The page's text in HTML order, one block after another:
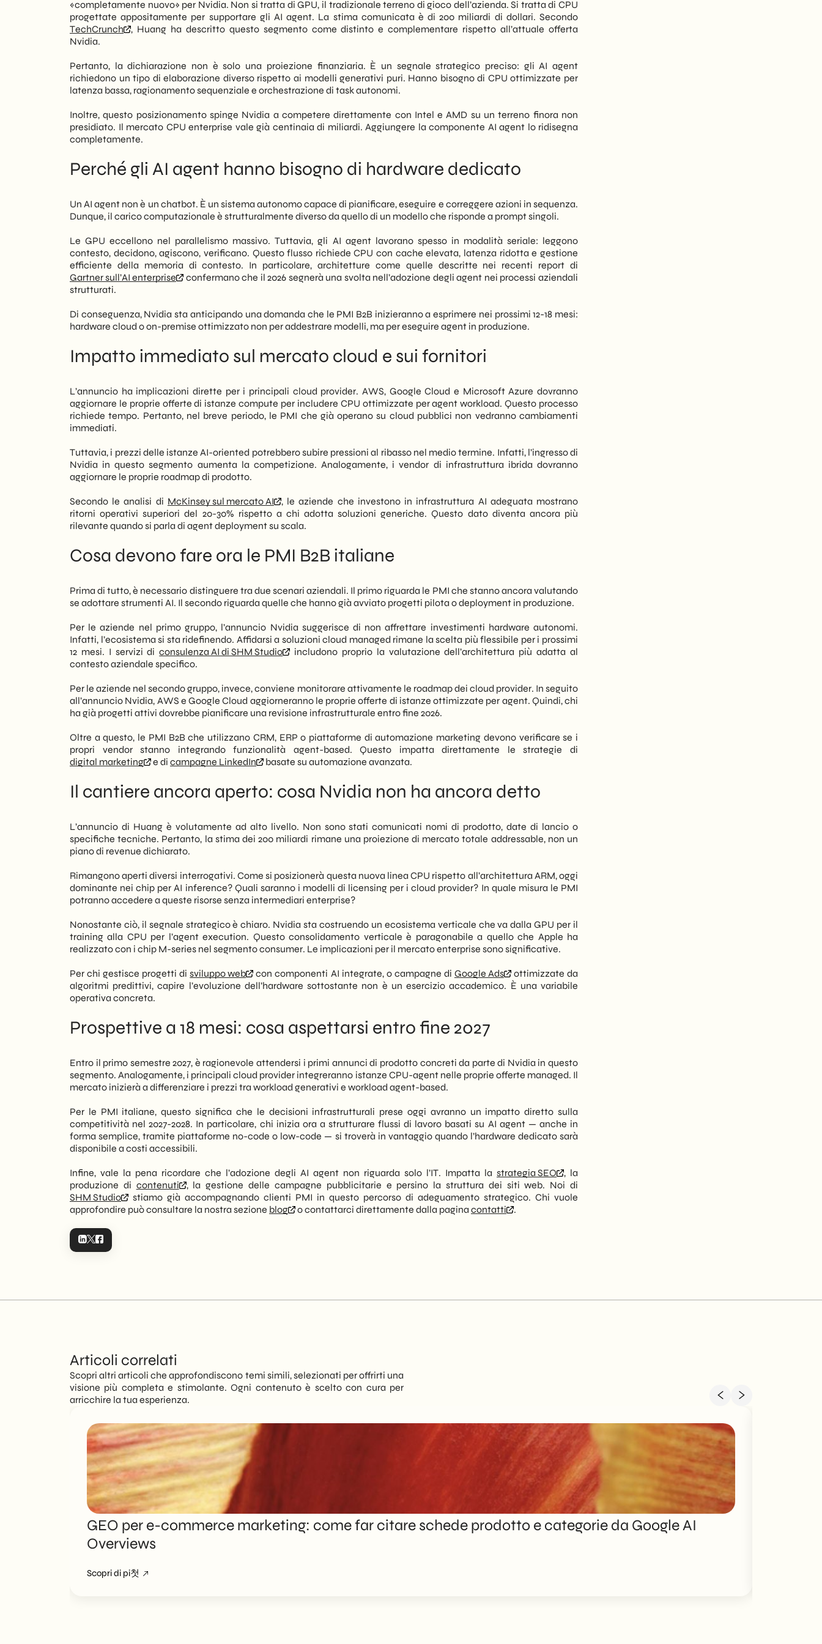
investimenti in infrastruttura AI devono comprendere come questo cambio di paradigma influenzerà
costi, disponibilità e architetture nei prossimi 18-24 mesi. Di conseguenza, le scelte infrastrutturali
fatte oggi potrebbero risultare premature o, al contrario, strategicamente vantaggiose.
In questo articolo, noi di SHM Studio
analizziamo cosa è cambiato con questo annuncio, quale
impatto immediato è atteso sul mercato e quali mosse operative conviene considerare per le aziende
italiane di medie dimensioni che lavorano in ambito B2B o retail evoluto. Pertanto, la lettura è
consigliata a chi gestisce budget tecnologici o supervisiona progetti di digitalizzazione aziendale.
«completamente nuovo» per Nvidia. Non si tratta di GPU, il tradizionale terreno di gioco dell’azienda. Si tratta di CPU
progettate appositamente per supportare gli AI agent. La stima comunicata è di 200 miliardi di dollari. Secondo
TechCrunch
, Huang ha descritto questo segmento come distinto e complementare rispetto all’attuale offerta
Nvidia.
Pertanto, la dichiarazione non è solo una proiezione finanziaria. È un segnale strategico preciso: gli AI agent
richiedono un tipo di elaborazione diverso rispetto ai modelli generativi puri. Hanno bisogno di CPU ottimizzate per
latenza bassa, ragionamento sequenziale e orchestrazione di task autonomi.
Inoltre, questo posizionamento spinge Nvidia a competere direttamente con Intel e AMD su un terreno finora non
presidiato. Il mercato CPU enterprise vale già centinaia di miliardi. Aggiungere la componente AI agent lo ridisegna
completamente.
Perché gli AI agent hanno bisogno di hardware dedicato
Un AI agent non è un chatbot. È un sistema autonomo capace di pianificare, eseguire e correggere azioni in sequenza.
Dunque, il carico computazionale è strutturalmente diverso da quello di un modello che risponde a prompt singoli.
Le GPU eccellono nel parallelismo massivo. Tuttavia, gli AI agent lavorano spesso in modalità seriale: leggono
contesto, decidono, agiscono, verificano. Questo flusso richiede CPU con cache elevata, latenza ridotta e gestione
efficiente della memoria di contesto. In particolare, architetture come quelle descritte nei recenti report di
Gartner sull’AI enterprise
confermano che il 2026 segnerà una svolta nell’adozione degli agent nei processi aziendali
strutturati.
Di conseguenza, Nvidia sta anticipando una domanda che le PMI B2B inizieranno a esprimere nei prossimi 12-18 mesi:
hardware cloud o on-premise ottimizzato non per addestrare modelli, ma per eseguire agent in produzione.
Impatto immediato sul mercato cloud e sui fornitori
L’annuncio ha implicazioni dirette per i principali cloud provider. AWS, Google Cloud e Microsoft Azure dovranno
aggiornare le proprie offerte di istanze compute per includere CPU ottimizzate per agent workload. Questo processo
richiede tempo. Pertanto, nel breve periodo, le PMI che già operano su cloud pubblici non vedranno cambiamenti
immediati.
Tuttavia, i prezzi delle istanze AI-oriented potrebbero subire pressioni al ribasso nel medio termine. Infatti, l’ingresso di
Nvidia in questo segmento aumenta la competizione. Analogamente, i vendor di infrastruttura ibrida dovranno
aggiornare le proprie roadmap di prodotto.
Secondo le analisi di McKinsey sul mercato AI
, le aziende che investono in infrastruttura AI adeguata mostrano
ritorni operativi superiori del 20-30% rispetto a chi adotta soluzioni generiche. Questo dato diventa ancora più
rilevante quando si parla di agent deployment su scala.
Cosa devono fare ora le PMI B2B italiane
Prima di tutto, è necessario distinguere tra due scenari aziendali. Il primo riguarda le PMI che stanno ancora valutando
se adottare strumenti AI. Il secondo riguarda quelle che hanno già avviato progetti pilota o deployment in produzione.
Per le aziende nel primo gruppo, l’annuncio Nvidia suggerisce di non affrettare investimenti hardware autonomi.
Infatti, l’ecosistema si sta ridefinendo. Affidarsi a soluzioni cloud managed rimane la scelta più flessibile per i prossimi
12 mesi. I servizi diconsulenza AI di SHM Studio
includono proprio la valutazione dell’architettura più adatta al
contesto aziendale specifico.
Per le aziende nel secondo gruppo, invece, conviene monitorare attivamente le roadmap dei cloud provider. In seguito
all’annuncio Nvidia, AWS e Google Cloud aggiorneranno le proprie offerte di istanze ottimizzate per agent. Quindi, chi
ha già progetti attivi dovrebbe pianificare una revisione infrastrutturale entro fine 2026.
Oltre a questo, le PMI B2B che utilizzano CRM, ERP o piattaforme di automazione marketing devono verificare se i
propri vendor stanno integrando funzionalità agent-based. Questo impatta direttamente le strategie di
digital marketing
e di campagne LinkedIn basate su automazione avanzata.
Il cantiere ancora aperto: cosa Nvidia non ha ancora detto
L’annuncio di Huang è volutamente ad alto livello. Non sono stati comunicati nomi di prodotto, date di lancio o
specifiche tecniche. Pertanto, la stima dei 200 miliardi rimane una proiezione di mercato totale addressable, non un
piano di revenue dichiarato.
Rimangono aperti diversi interrogativi. Come si posizionerà questa nuova linea CPU rispetto all’architettura ARM, oggi
dominante nei chip per AI inference? Quali saranno i modelli di licensing per i cloud provider? In quale misura le PMI
potranno accedere a queste risorse senza intermediari enterprise?
Nonostante ciò, il segnale strategico è chiaro. Nvidia sta costruendo un ecosistema verticale che va dalla GPU per il
training alla CPU per l’agent execution. Questo consolidamento verticale è paragonabile a quello che Apple ha
realizzato con i chip M-series nel segmento consumer. Le implicazioni per il mercato enterprise sono significative.
Per chi gestisce progetti disviluppo web con componenti AI integrate, o campagne di Google Ads
ottimizzate da
algoritmi predittivi, capire l’evoluzione dell’hardware sottostante non è un esercizio accademico. È una variabile
operativa concreta.
Prospettive a 18 mesi: cosa aspettarsi entro fine 2027
Entro il primo semestre 2027, è ragionevole attendersi i primi annunci di prodotto concreti da parte di Nvidia in questo
segmento. Analogamente, i principali cloud provider integreranno istanze CPU-agent nelle proprie offerte managed. Il
mercato inizierà a differenziare i prezzi tra workload generativi e workload agent-based.
Per le PMI italiane, questo significa che le decisioni infrastrutturali prese oggi avranno un impatto diretto sulla
competitività nel 2027-2028. In particolare, chi inizia ora a strutturare flussi di lavoro basati su AI agent — anche in
forma semplice, tramite piattaforme no-code o low-code — si troverà in vantaggio quando l’hardware dedicato sarà
disponibile a costi accessibili.
Infine, vale la pena ricordare che l’adozione degli AI agent non riguarda solo l’IT. Impatta la strategia SEO
, la
produzione di contenuti
, la gestione delle campagne pubblicitarie e persino la struttura dei siti web. Noi di
SHM Studio
stiamo già accompagnando clienti PMI in questo percorso di adeguamento strategico. Chi vuole
approfondire può consultare la nostra sezione blog o contattarci direttamente dalla pagina contatti .
Articoli correlati
Scopri altri articoli che approfondiscono temi simili, selezionati per offrirti una
visione più completa e stimolante. Ogni contenuto è scelto con cura per
arricchire la tua esperienza.
GEO per e-commerce marketing: come far citare schede prodotto e categorie da Google AI
Overviews
Scopri di pi첫